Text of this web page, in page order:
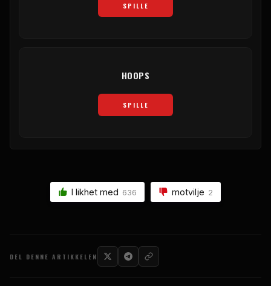
SPILLE
HOOPS
SPILLE
I likhet med 636 motvilje 2
DEL DENNE ARTIKKELEN